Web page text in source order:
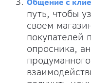
Общение с
путь, чтобы
своем
покупателей
опросника,